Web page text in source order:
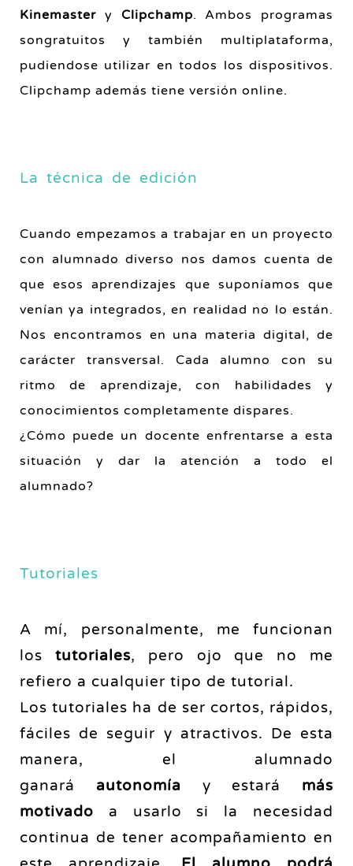
Kinemaster y Clipchamp. Ambos programas
songratuitos y también multiplataforma,
pudiendose utilizar en todos los dispositivos.
Clipchamp además tiene versión online.
La técnica de edición
Cuando empezamos a trabajar en un proyecto
con alumnado diverso nos damos cuenta de
que esos aprendizajes que suponíamos que
venían ya integrados, en realidad no lo están.
Nos encontramos en una materia digital, de
carácter transversal. Cada alumno con su
ritmo de aprendizaje, con habilidades y
conocimientos completamente dispares.
¿Cómo puede un docente enfrentarse a esta
situación y dar la atención a todo el
alumnado?
Tutoriales
A mí, personalmente, me funcionan
los tutoriales, pero ojo que no me
refiero a cualquier tipo de tutorial.
Los tutoriales ha de ser cortos, rápidos,
fáciles de seguir y atractivos. De esta
manera, el alumnado
ganará autonomía y estará más
motivado a usarlo si la necesidad
continua de tener acompañamiento en